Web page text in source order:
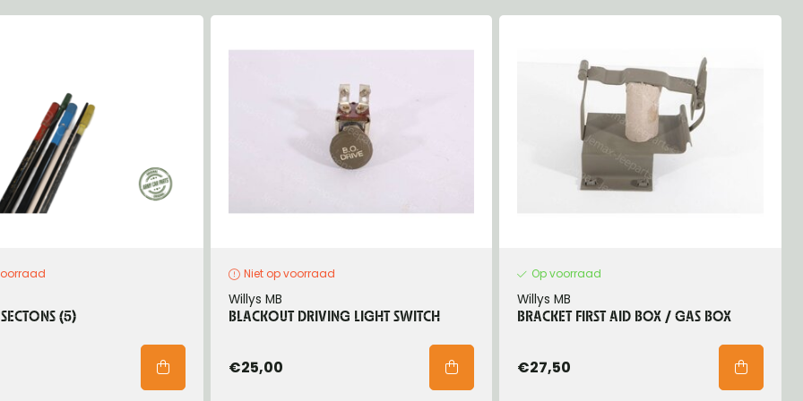
Hubs & Drums
(5)
Niet op voorraad
Willys MB
BLACKOUT DRIVING LIGHT SWITCH
€25,00
Op voorraad
Willys MB
BRACKET FIRST AID BOX / GAS BOX
€27,50